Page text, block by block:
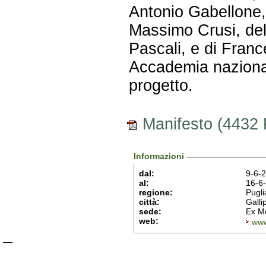
Antonio
Massimo Crusi,
Pascali, e di
Accademia
progetto.
Manifesto (4432
Informazioni
dal:
9-6-
al:
16-
regione:
città:
sede:
Ex
web: